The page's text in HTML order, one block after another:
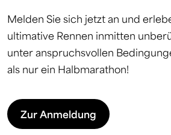
Melden Sie sich jetzt an und
ultimative Rennen inmitten
unter anspruchsvollen
als nur ein Halbmarathon!
Zur Anmeldung